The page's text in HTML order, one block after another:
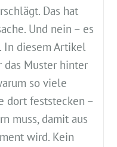
Das hat
Und nein – es
In diesem Artikel
Muster hinter
so viele
dort feststecken –
muss, damit aus
wird. Kein